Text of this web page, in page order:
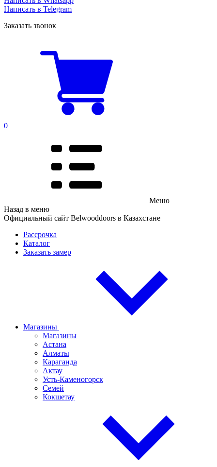
Написать в Telegram
Заказать звонок
0
Меню
Назад в меню
Официальный сайт Belwooddoors в Казахстане
Рассрочка
Каталог
Заказать замер
Магазины
Магазины
Астана
Алматы
Караганда
Актау
Усть-Каменогорск
Семей
Кокшетау